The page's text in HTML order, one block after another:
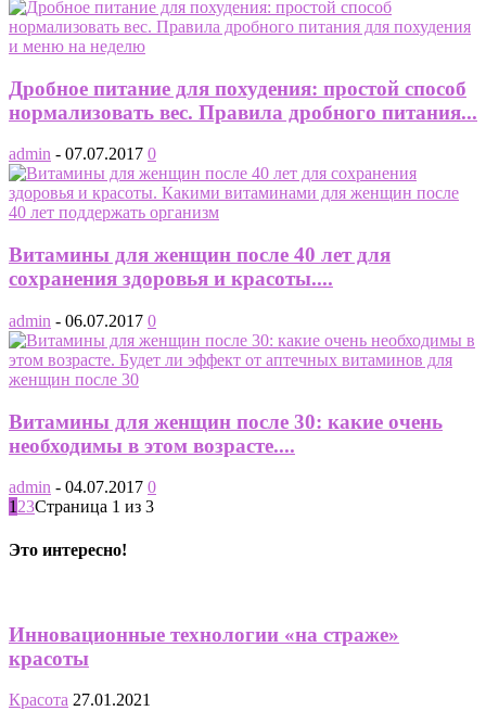
Дробное питание для похудения: простой способ
нормализовать вес. Правила дробного питания...
admin - 07.07.2017 0
Витамины для женщин после 40 лет для
сохранения здоровья и красоты....
admin - 06.07.2017 0
Витамины для женщин после 30: какие очень
необходимы в этом возрасте....
admin - 04.07.2017 0
1 23Страница 1 из 3
Это интересно!
Инновационные технологии «на страже»
красоты
Красота 27.01.2021